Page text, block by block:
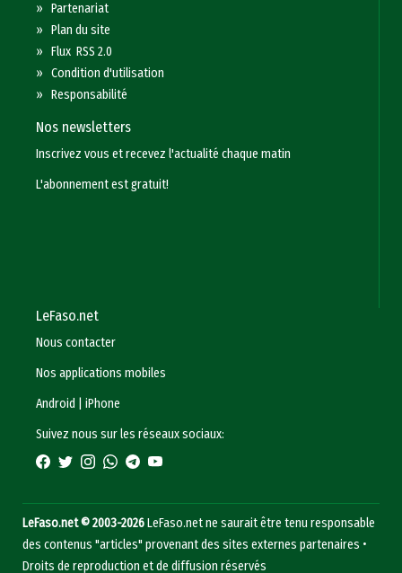
»Partenariat
»Plan du site
»Flux RSS 2.0
»Condition d'utilisation
»Responsabilité
Nos newsletters
Inscrivez vous et recevez l'actualité chaque matin
L'abonnement est gratuit!
LeFaso.net
Nous contacter
Nos applications mobiles
Android
|iPhone
Suivez nous sur les réseaux sociaux:
LeFaso.net © 2003-2026LeFaso.net ne saurait être tenu responsable
des contenus "articles" provenant des sites externes partenaires •
Droits de reproduction et de diffusion réservés